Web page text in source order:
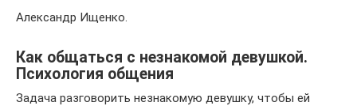
Александр Ищенко.
Как общаться с незнакомой девушкой.
Психология общения
Задача разговорить незнакомую девушку, чтобы ей